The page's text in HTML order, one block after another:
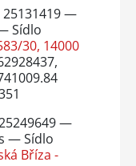
—
Sídlo
30, 14000
—
— Sídlo
Bříza -